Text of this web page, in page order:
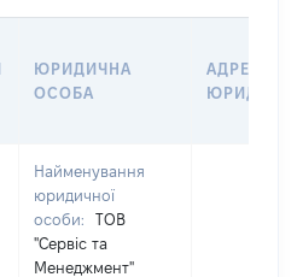
ЮРИДИЧНА
ОСОБА
АДРЕСА
Найменування
юридичної
особи:
ТОВ
"Сервіс та
Менеджмент"